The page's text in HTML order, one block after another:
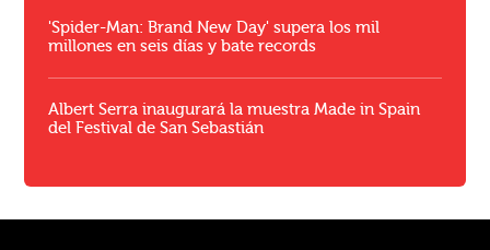
'Spider-Man: Brand New Day' supera los mil
millones en seis días y bate records
Albert Serra inaugurará la muestra Made in Spain
del Festival de San Sebastián